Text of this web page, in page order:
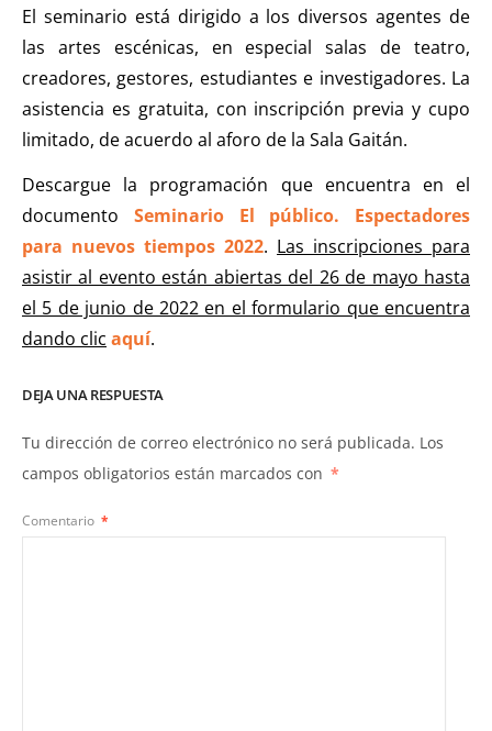
El seminario está dirigido a los diversos agentes de
las artes escénicas, en especial salas de teatro,
creadores, gestores, estudiantes e investigadores. La
asistencia es gratuita, con inscripción previa y cupo
limitado, de acuerdo al aforo de la Sala Gaitán.
Descargue la programación que encuentra en el
documento Seminario El público. Espectadores
para nuevos tiempos 2022. Las inscripciones para
asistir al evento están abiertas del 26 de mayo hasta
el 5 de junio de 2022 en el formulario que encuentra
dando clic aquí.
DEJA UNA RESPUESTA
Tu dirección de correo electrónico no será publicada. Los
campos obligatorios están marcados con *
Comentario *